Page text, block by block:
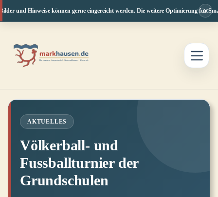
und Hinweise können gerne eingereicht werden. Die weitere Optimierung für×
springen
AKTUELLES
Völkerball- und
Fussballturnier der
Grundschulen